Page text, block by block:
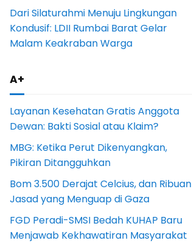
Dari Silaturahmi Menuju Lingkungan
Kondusif: LDII Rumbai Barat Gelar
Malam Keakraban Warga
A+
Layanan Kesehatan Gratis Anggota
Dewan: Bakti Sosial atau Klaim?
MBG: Ketika Perut Dikenyangkan,
Pikiran Ditangguhkan
Bom 3.500 Derajat Celcius, dan Ribuan
Jasad yang Menguap di Gaza
FGD Peradi-SMSI Bedah KUHAP Baru
Menjawab Kekhawatiran Masyarakat